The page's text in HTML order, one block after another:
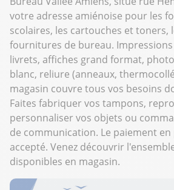
votre adresse amiénoise pour les
scolaires, les cartouches et toners,
fournitures de bureau. Impressions
livrets, affiches grand format,
blanc, reliure (anneaux,
magasin couvre tous vos besoins
Faites fabriquer vos tampons,
personnaliser vos objets ou
de communication. Le paiement
accepté. Venez découvrir
disponibles en magasin.